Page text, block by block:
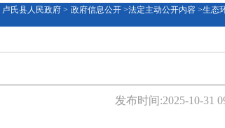
氏县人民政府 > 政府信息公开 >法定主动公开内容 >生态
发布时间:2025-10-31